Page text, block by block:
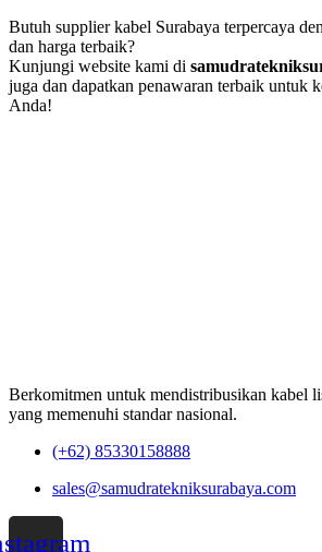
Butuh supplier kabel Surabaya terpercaya
dan harga terbaik?
Kunjungi website kami di
juga dan dapatkan penawaran terbaik untuk
Anda!
Berkomitmen untuk mendistribusikan kabel
yang memenuhi standar nasional.
(+62) 85330158888
sales@samudratekniksurabaya.com